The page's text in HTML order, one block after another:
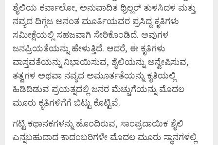
ಶೈಲಿಯ ಕರ್ವಾಲೋ, ಅನುವಾದಿತ ಥ್ರಿಲ್ಲರ್ ತುಳಸಿದಳ ಮತ್ತು
ನವ್ಯದ ದಿಗ್ಗಜ ಅನಂತ ಮೂರ್ತಿಯವರ ಪ್ರಸಿದ್ದ ಕೃತಿಗಳು
ಸಮೀಕ್ಷೆಯಲ್ಲಿ ಸಹಜವಾಗಿ ಸೇರಿಕೊಂಡಿದೆ. ಅವುಗಳ
ಜನಪ್ರಿಯತೆಯನ್ನು ಹೇಳುತ್ತಿದೆ. ಆದರೆ, ಈ ಕೃತಿಗಳು
ವಾಸ್ತವತೆಯನ್ನು ನಿಭಾಯಿಸುವ, ಶೈಲಿಯನ್ನು ಅನ್ವೇಷಿಸುವ,
ತತ್ವಗಳ ಅಥವಾ ನವ್ಯದ ಅಮೂರ್ತತೆಯನ್ನು ಕೃತಿಯಲ್ಲಿ
ಹಿಡಿದಿಡುವ ಪ್ರಯತ್ನದಲ್ಲಿ ಜನರ ಮೆಚ್ಚುಗೆಯನ್ನು ಮೊದಲ
ಮೂರು ಕೃತಿಗಳಿಗೆಗೆ ಬಿಟ್ಟು ಕೊಟ್ಟಿವೆ.
ಗಟ್ಟಿ ಕಥಾನಕಗಳನ್ನು ಹೊಂದಿರುವ, ಸಾಂಪ್ರದಾಯಿಕ ಶೈಲಿ
ಎನ್ನಬಹುದಾದ ಕಾದಂಬರಿಗಳೇ ಮೊದಲ ಮೂರು ಸ್ಥಾನಗಳಲ್ಲಿ